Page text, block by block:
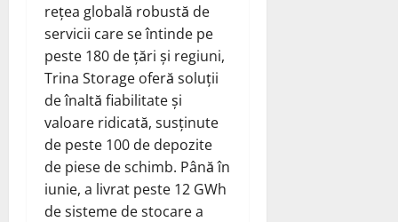
rețea globală robustă de
servicii care se întinde pe
peste 180 de țări și regiuni,
Trina Storage oferă soluții
de înaltă fiabilitate și
valoare ridicată, susținute
de peste 100 de depozite
de piese de schimb. Până în
iunie, a livrat peste 12 GWh
de sisteme de stocare a